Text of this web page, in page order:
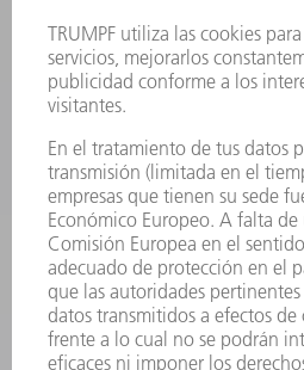
FICHAS TÉCNICAS DE SEGURIDAD
PRODUCTOS
MÁQUINAS Y SISTEMAS
LÁSER
HERRAMIENTAS PORTÁTILES
FÁBRICA INTELIGENTE
SOFTWARE
SERVICIOS
APLICACIONES
SECTORES
EMPRESA
CARRERA PROFESIONAL
OFERTAS DE TRABAJO
PERFIL DE LA EMPRESA